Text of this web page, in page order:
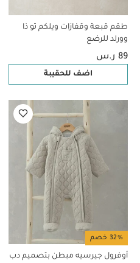
طقم قبعة وقفازات ويلكم تو ذا
وورلد للرضع
89 ر.س
اضف للحقيبة
32% خصم
أوفرول جيرسيه مبطن بتصميم دب